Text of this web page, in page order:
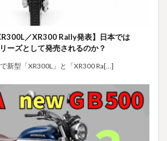
／XR300 Rally発表】日本では
ーズとして発売されるのか？
新型「XR300L」と「XR300 Ra[…]